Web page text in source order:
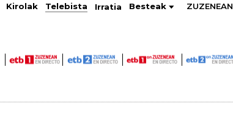
Kirolak Telebista Irratia Besteak ZUZENEAN